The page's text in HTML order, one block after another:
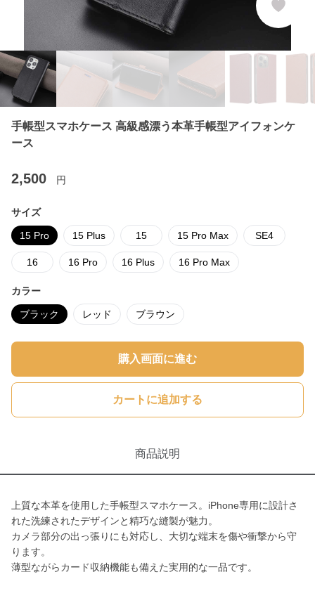
手帳型スマホケース 高級感漂う本革手帳型アイフォンケ
ース
2,500 円
サイズ
15 Pro 15 Plus 15 15 Pro Max SE4
16 16 Pro 16 Plus 16 Pro Max
カラー
ブラック レッド ブラウン
購入画面に進む
カートに追加する
商品説明
上質な本革を使用した手帳型スマホケース。iPhone専用に設計さ
れた洗練されたデザインと精巧な縫製が魅力。
カメラ部分の出っ張りにも対応し、大切な端末を傷や衝撃から守
ります。
薄型ながらカード収納機能も備えた実用的な一品です。